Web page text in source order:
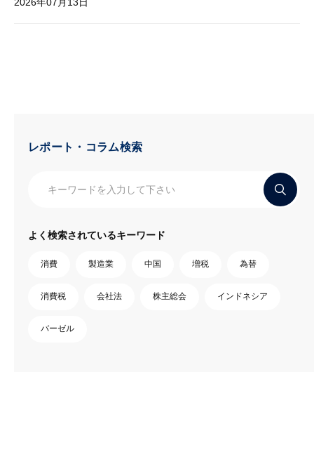
レポート・コラム検索
よく検索されているキーワード
消費 製造業 中国 増税 為替
消費税 会社法 株主総会 インドネシア
バーゼル